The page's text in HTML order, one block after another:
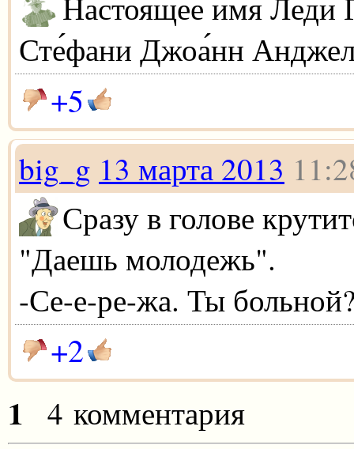
Сте́фани Джоа́нн
+5
big_g 13 марта 2013
Сразу в голове
"Даешь молодежь".
-Се-е-ре-жа. Ты
+2
1 4 комментария